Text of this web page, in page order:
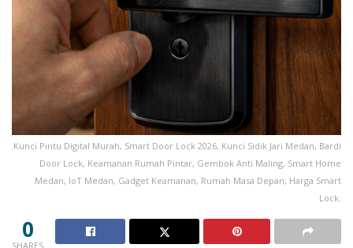
Kunci Pintu Digital Murah, Smart Door Lock 2026, Kunci Sidik Jari Medan, Bardi
Door Lock, Keamanan Rumah Pintar, Gembok Anti Maling, Smart Home
Medan, IoT Medan, Gadget Keamanan, Rumah Masa Depan, Harga Smart
Lock.
0
SHARES